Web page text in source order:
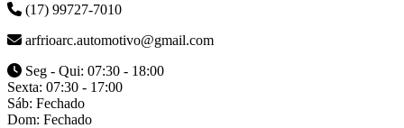
(17) 99727-7010
arfrioarc.automotivo@gmail.com
Seg - Qui: 07:30 - 18:00
Sexta: 07:30 - 17:00
Sáb: Fechado
Dom: Fechado